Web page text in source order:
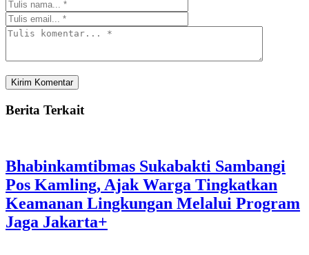
Berita Terkait
Bhabinkamtibmas Sukabakti Sambangi
Pos Kamling, Ajak Warga Tingkatkan
Keamanan Lingkungan Melalui Program
Jaga Jakarta+